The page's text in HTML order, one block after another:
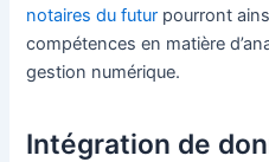
notaires du futur pourront
compétences en matière
gestion numérique.
Intégration de